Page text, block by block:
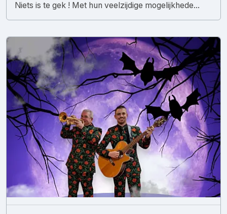
Niets is te gek ! Met hun veelzijdige mogelijkhede...